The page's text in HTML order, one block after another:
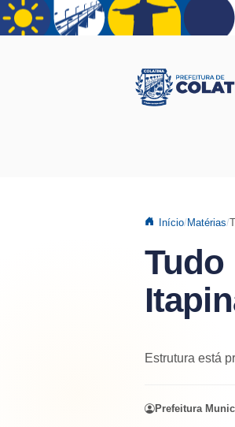
Pular para o conteúdo principal
Início Matérias
Tudo
Estrutura está
Prefeitura